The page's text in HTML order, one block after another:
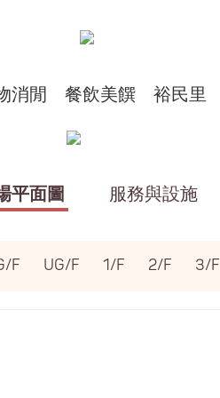
消閒 餐飲美饌 裕民里
平面圖 服務與設施
F UG/F 1/F 2/F 3/F